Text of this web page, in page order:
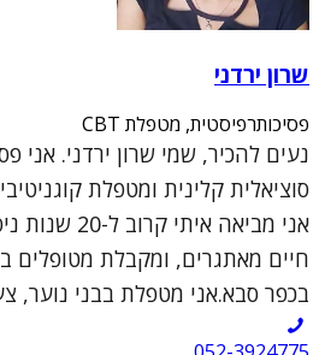
שרון ירדני
פסיכותרפיסטית, מטפלת CBT
נעים להכיר, שמי שרון ירדני. אני
אני מביאה
חיים מאתגרים, ומקבלת מטופלים
בכפר סבא.אני מטפלת בבני נוער,